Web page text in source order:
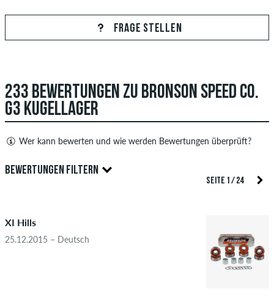
Beantworte hier die Frage von Liam
ANTWORT ABSCHICKEN
FRAGE STELLEN
233 BEWERTUNGEN ZU BRONSON SPEED CO.
G3 KUGELLAGER
Wer kann bewerten und wie werden Bewertungen überprüft?
Bewertungen abgeben. Diese werden erst nach unserer
beleidigenden oder obszönen Inhalten sowie Bewertungen,
die geltendes Recht oder Urheberrechte verletzen oder Spam
und Fremdwerbung enthalten, werden nicht veröffentlicht.
Die Sternebewertung des Artikels ist der Durchschnitt aller
BEWERTUNGEN FILTERN
5.0
SEITE 1 / 24
XI Hills
25.12.2015 – Deutsch